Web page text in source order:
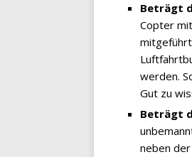
Beträgt
Copter
werden.
Gut zu
Beträgt
neben der